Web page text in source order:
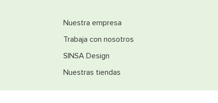
Nuestra empresa
Trabaja con nosotros
SINSA Design
Nuestras tiendas